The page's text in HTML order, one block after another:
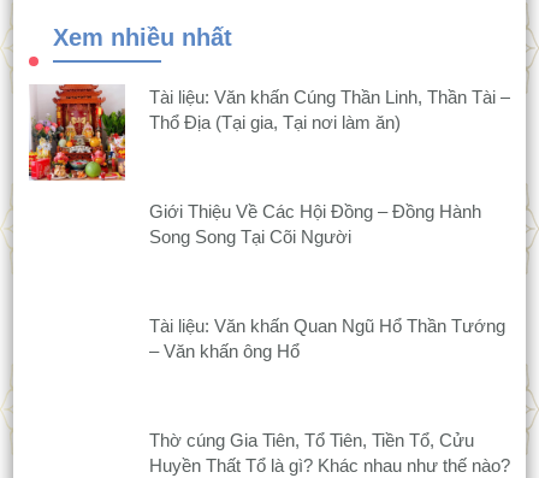
Xem nhiều nhất
Tài liệu: Văn khấn Cúng Thần Linh, Thần Tài –
Thổ Địa (Tại gia, Tại nơi làm ăn)
Giới Thiệu Về Các Hội Đồng – Đồng Hành
Song Song Tại Cõi Người
Tài liệu: Văn khấn Quan Ngũ Hổ Thần Tướng
– Văn khấn ông Hổ
Thờ cúng Gia Tiên, Tổ Tiên, Tiền Tổ, Cửu
Huyền Thất Tổ là gì? Khác nhau như thế nào?